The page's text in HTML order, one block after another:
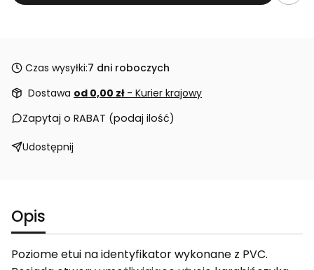
Czas wysyłki:7 dni roboczych
Dostawa od 0,00 zł - Kurier krajowy
Zapytaj o RABAT (podaj ilość)
Udostępnij
Opis
Poziome etui na identyfikator wykonane z PVC.